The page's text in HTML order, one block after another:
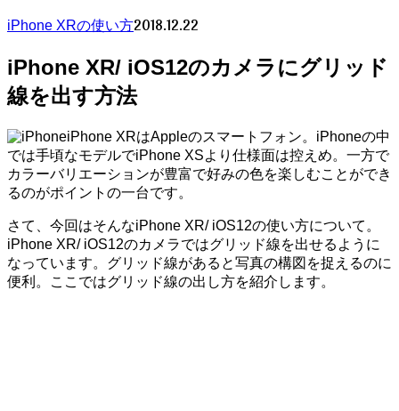
iPhone XRの使い方2018.12.22
iPhone XR/ iOS12のカメラにグリッド
線を出す方法
iPhone XRはAppleのスマートフォン。iPhoneの中
では手頃なモデルでiPhone XSより仕様面は控えめ。一方で
カラーバリエーションが豊富で好みの色を楽しむことができ
るのがポイントの一台です。
さて、今回はそんなiPhone XR/ iOS12の使い方について。
iPhone XR/ iOS12のカメラではグリッド線を出せるように
なっています。グリッド線があると写真の構図を捉えるのに
便利。ここではグリッド線の出し方を紹介します。